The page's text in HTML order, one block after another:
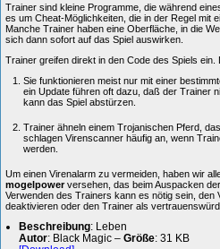
Trainer sind kleine Programme, die während
es um Cheat-Möglichkeiten, die in der Regel mit
Manche Trainer haben eine Oberfläche, in die
sich dann sofort auf das Spiel auswirken.
Trainer greifen direkt in den Code des Spiels ein.
Sie funktionieren meist nur mit einer
ein Update führen oft dazu, daß der Trainer
kann das Spiel abstürzen.
Trainer ähneln einem Trojanischen Pferd,
schlagen Virenscanner häufig an, wenn
werden.
Um einen Virenalarm zu vermeiden, haben wir
mogelpowerversehen, das beim Auspacken
Verwenden des Trainers kann es nötig sein,
deaktivieren oder den Trainer als
Beschreibung: Leben
Autor: Black Magic – Größe: 31 KB